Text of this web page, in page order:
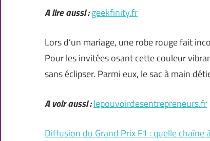
A lire aussi :geekfinity.fr
Lors d’un mariage, une robe rouge fait
Pour les invitées osant cette couleur
sans éclipser. Parmi eux, le sac à main
A voir aussi :lepouvoirdesentrepreneurs.fr
Diffusion du Grand Prix F1 : quelle chaîne